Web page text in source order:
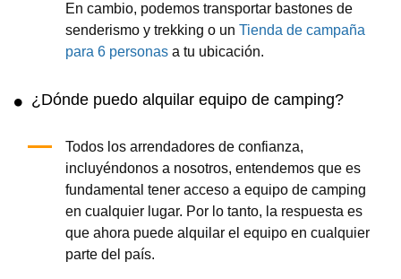
En cambio, podemos transportar bastones de
senderismo y trekking o un Tienda de campaña
para 6 personasa tu ubicación.
¿Dónde puedo alquilar equipo de camping?
Todos los arrendadores de confianza,
incluyéndonos a nosotros, entendemos que es
fundamental tener acceso a equipo de camping
en cualquier lugar. Por lo tanto, la respuesta es
que ahora puede alquilar el equipo en cualquier
parte del país.